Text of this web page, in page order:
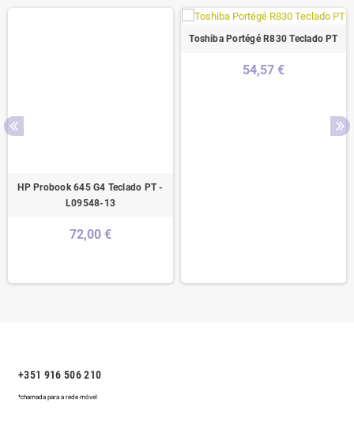
HP Probook 645 G4 Teclado PT -
L09548-13
72,00 €
Toshiba Portégé R830 Teclado PT
54,57 €
+351 916 506 210
*chamada para a rede móvel